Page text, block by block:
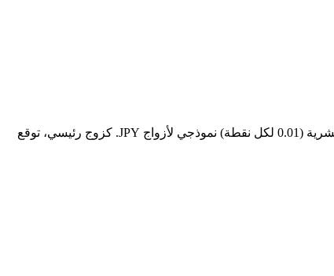
لتكاليف العمولة لـ الدولار الأمريكي مقابل الين الياباني (USD/JPY): الدولار الأمريكي مقابل الين الياباني (USD/JPY) يستخدم تسعير بـ 2 أرقام عشرية (0.01 لكل نقطة) نموذجي لأزواج JPY. كزوج رئيسي، توقع